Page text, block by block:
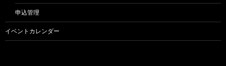
申込管理
イベントカレンダー